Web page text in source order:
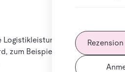
Logistikleistung intern erbracht
zum Beispiel Lagerbetrieb,